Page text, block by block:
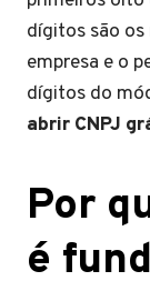
dígitos são
empresa e o
dígitos do
abrir CNPJ
Por
é